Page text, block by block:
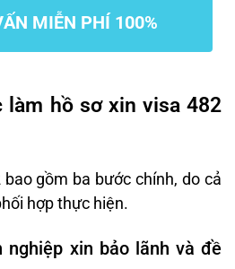
MIỄN PHÍ 100%
làm hồ sơ xin visa 482
gồm ba bước chính, do cả
hợp thực hiện.
nghiệp xin bảo lãnh và đề